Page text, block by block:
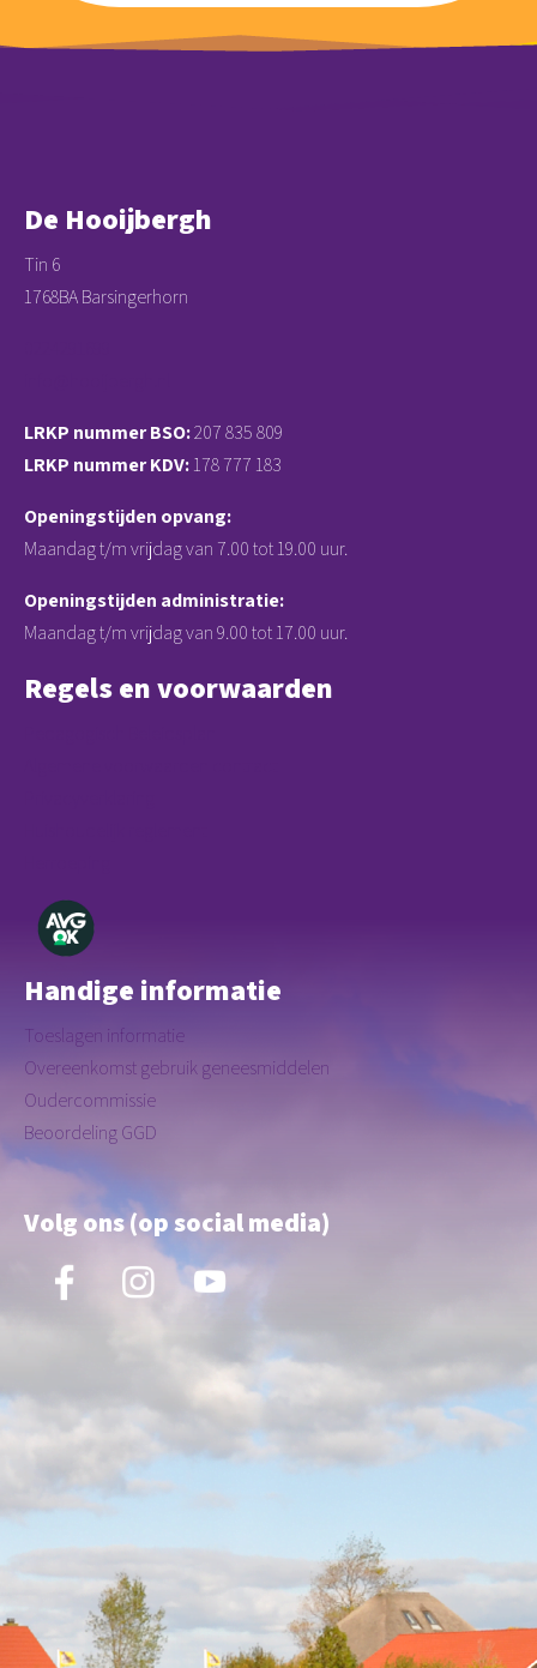
De Hooijbergh
Tin 6
1768BA Barsingerhorn
LRKP nummer BSO:207 835 809
LRKP nummer KDV:178 777 183
Openingstijden opvang:
Maandag t/m vrijdag van 7.00 tot 19.00 uur.
Openingstijden administratie:
Maandag t/m vrijdag van 9.00 tot 17.00 uur.
Regels en voorwaarden
Handige informatie
Toeslagen informatie
Overeenkomst gebruik geneesmiddelen
Oudercommissie
Beoordeling GGD
Volg ons (op social media)